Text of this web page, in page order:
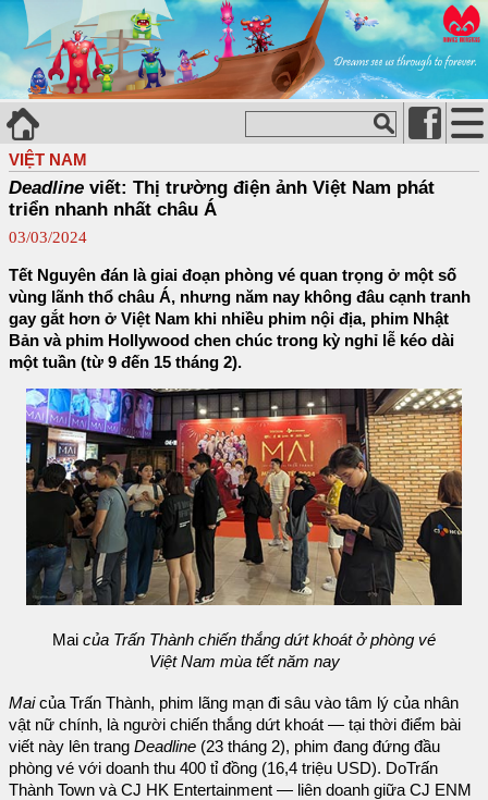
VIỆT NAM
Deadline viết: Thị trường điện ảnh Việt Nam phát
triển nhanh nhất châu Á
03/03/2024
Tết Nguyên đán là giai đoạn phòng vé quan trọng ở một số
vùng lãnh thổ châu Á, nhưng năm nay không đâu cạnh tranh
gay gắt hơn ở Việt Nam khi nhiều phim nội địa, phim Nhật
Bản và phim Hollywood chen chúc trong kỳ nghỉ lễ kéo dài
một tuần (từ 9 đến 15 tháng 2).
Mai của Trấn Thành chiến thắng dứt khoát ở phòng vé
Việt Nam mùa tết năm nay
Maicủa Trấn Thành, phim lãng mạn đi sâu vào tâm lý của nhân
vật nữ chính, là người chiến thắng dứt khoát — tại thời điểm bài
viết này lên trang Deadline (23 tháng 2), phim đang đứng đầu
phòng vé với doanh thu 400 tỉ đồng (16,4 triệu USD). DoTrấn
Thành Town và CJ HK Entertainment — liên doanh giữa CJ ENM